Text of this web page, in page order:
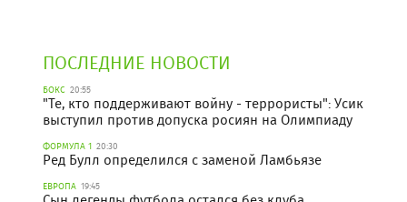
ПОСЛЕДНИЕ НОВОСТИ
БОКС 20:55
"Те, кто поддерживают войну - террористы": Усик
выступил против допуска росиян на Олимпиаду
ФОРМУЛА 1 20:30
Ред Булл определился с заменой Ламбьязе
ЕВРОПА 19:45